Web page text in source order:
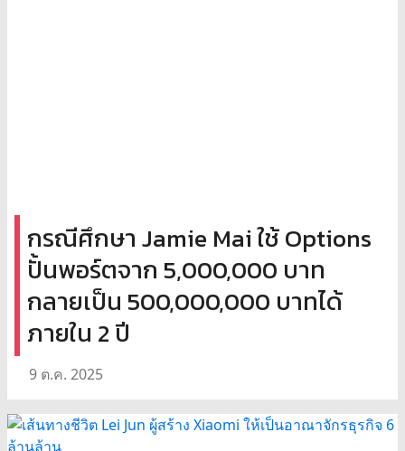
กรณีศึกษา Jamie Mai ใช้ Options
ปั้นพอร์ตจาก 5,000,000 บาท
กลายเป็น 500,000,000 บาทได้
ภายใน 2 ปี
9 ต.ค. 2025